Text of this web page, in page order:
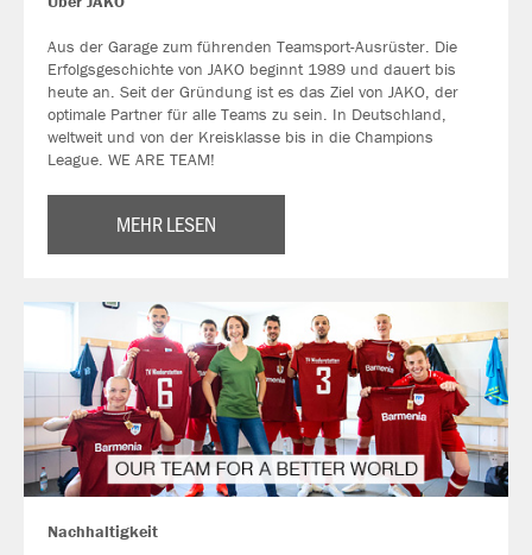
Aus der Garage zum führenden Teamsport-Ausrüster. Die
Erfolgsgeschichte von JAKO beginnt 1989 und dauert bis
heute an. Seit der Gründung ist es das Ziel von JAKO, der
optimale Partner für alle Teams zu sein. In Deutschland,
weltweit und von der Kreisklasse bis in die Champions
League. WE ARE TEAM!
MEHR LESEN
Nachhaltigkeit